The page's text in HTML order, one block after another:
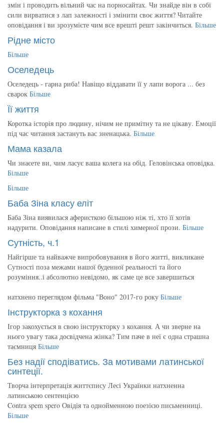
змін і проводить вільний час на порносайтах. Чи знайде він в собі
сили вирватися з лап залежності і змінити своє життя? Читайте
оповідання і ви зрозумієте чим все врешті решт закінчиться. Більше
Рідне місто
Більше
Оселедець
Оселедець - гарна риба! Навіщо віддавати її у лапи ворога ... без
сварок Більше
Її життя
Коротка історія про людину, нічим не примітну та не цікаву. Емоції
під час читання застануть вас зненацька. Більше
Мама казала
Чи знаєете ви, чим ласує ваша колега на обід. Геловінська оповідка.
Більше
Більше
Баба Зіна класу еліт
Баба Зіна виявилася аферисткою більшою ніж ті, хто її хотів
надурити. Оповідання написане в стилі химерної прози. Більше
Сутність, ч.1
Найгірше та найважче випробовування в його житті, викликане
Сутності поза межами нашої буденної реальності та його
розуміння..і абсолютно невідомо, як саме це все завершиться
натхнено переглядом фільма "Воно" 2017-го року Більше
Інструкторка з кохання
Ігор закохується в свою інструкторку з кохання. А чи зверне на
нього увагу така досвідчена жінка? Тим паче в неї є одна страшна
таємниця Більше
Без надії сподіватись. За мотивами латинської
синтеції.
Творча інтерпретація життєпису Лесі Українки натхненна
латинською сентенцією
Contra spem spero Овідія та однойменною поезією письменниці.
Більше